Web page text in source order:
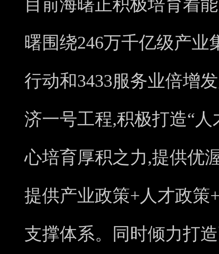
目前海曙正积极培育着
曙围绕246万千亿级产业
行动和3433服务业倍增
济一号工程,积极打造“
心培育厚积之力,提供优
提供产业政策+人才政策
支撑体系。同时倾力打